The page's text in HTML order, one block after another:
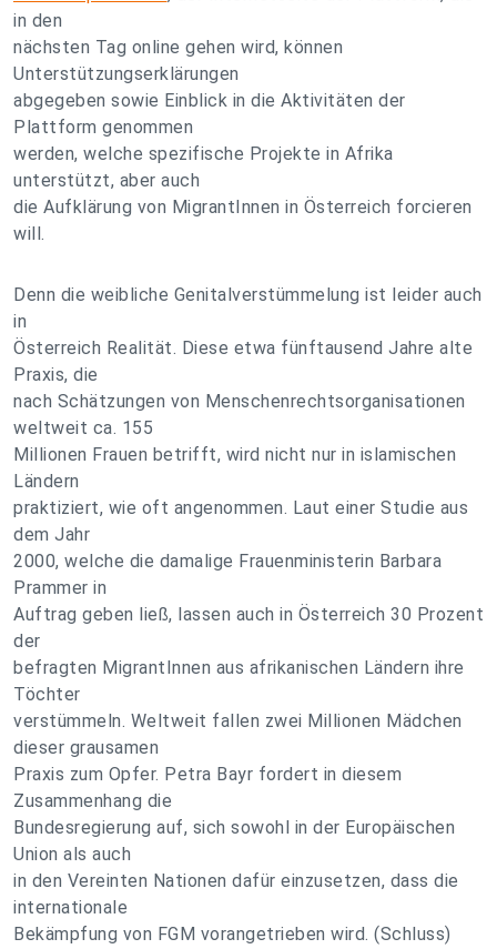
in den
nächsten Tag online gehen wird, können
Unterstützungserklärungen
abgegeben sowie Einblick in die Aktivitäten der
Plattform genommen
werden, welche spezifische Projekte in Afrika
unterstützt, aber auch
die Aufklärung von MigrantInnen in Österreich forcieren
will.
Denn die weibliche Genitalverstümmelung ist leider auch
in
Österreich Realität. Diese etwa fünftausend Jahre alte
Praxis, die
nach Schätzungen von Menschenrechtsorganisationen
weltweit ca. 155
Millionen Frauen betrifft, wird nicht nur in islamischen
Ländern
praktiziert, wie oft angenommen. Laut einer Studie aus
dem Jahr
2000, welche die damalige Frauenministerin Barbara
Prammer in
Auftrag geben ließ, lassen auch in Österreich 30 Prozent
der
befragten MigrantInnen aus afrikanischen Ländern ihre
Töchter
verstümmeln. Weltweit fallen zwei Millionen Mädchen
dieser grausamen
Praxis zum Opfer. Petra Bayr fordert in diesem
Zusammenhang die
Bundesregierung auf, sich sowohl in der Europäischen
Union als auch
in den Vereinten Nationen dafür einzusetzen, dass die
internationale
Bekämpfung von FGM vorangetrieben wird. (Schluss)